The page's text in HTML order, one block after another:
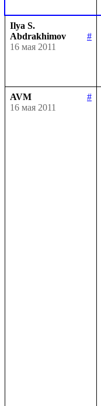
Ilya S.
Abdrakhimov
#
16 мая 2011
AVM
#
16 мая 2011